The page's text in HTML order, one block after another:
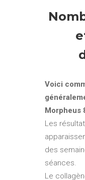
Voici
Morpheus
Les
des
séances.
Le